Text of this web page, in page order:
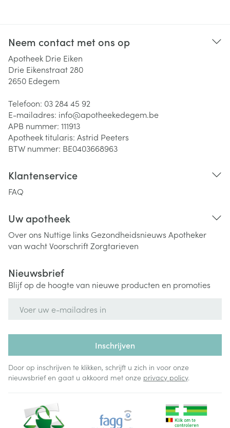
Neem contact met ons op
Apotheek Drie Eiken
Drie Eikenstraat 280
2650 Edegem
Telefoon: 03 284 45 92
E-mailadres: info@apotheekedegem.be
APB nummer: 111913
Apotheek titularis: Astrid Peeters
BTW nummer: BE0403668963
Klantenservice
FAQ
Uw apotheek
Over ons Nuttige links Gezondheidsnieuws Apotheker
van wachtVoorschriftZorgtarieven
Nieuwsbrief
Blijf op de hoogte van nieuwe producten en promoties
Inschrijven
Door op inschrijven te klikken, schrijft u zich in voor onze
nieuwsbrief en gaat u akkoord met onze privacy policy.